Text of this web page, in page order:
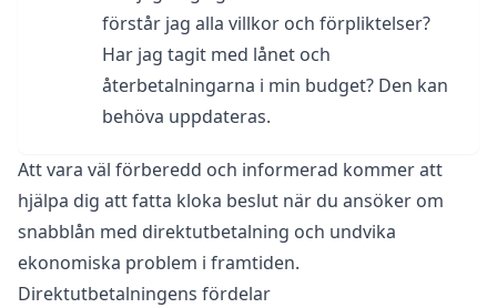
förstår jag alla villkor och förpliktelser?
Har jag tagit med lånet och
återbetalningarna i min budget? Den kan
behöva uppdateras.
Att vara väl förberedd och informerad kommer att
hjälpa dig att fatta kloka beslut när du ansöker om
snabblån med direktutbetalning och undvika
ekonomiska problem i framtiden.
Direktutbetalningens fördelar